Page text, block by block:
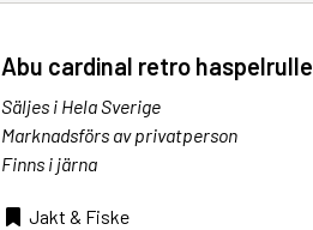
Abu cardinal retro haspelrulle
Säljes i Hela Sverige
Marknadsförs av privatperson
Finns i järna
Jakt & Fiske